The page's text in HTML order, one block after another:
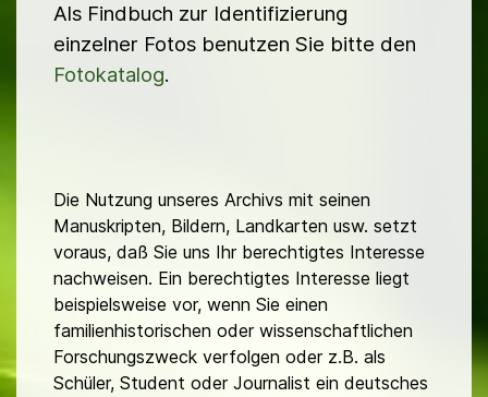
Als Findbuch zur Identifizierung
einzelner Fotos benutzen Sie bitte den
Fotokatalog.
Die Nutzung unseres Archivs mit seinen
Manuskripten, Bildern, Landkarten usw. setzt
voraus, daß Sie uns Ihr berechtigtes Interesse
nachweisen. Ein berechtigtes Interesse liegt
beispielsweise vor, wenn Sie einen
familienhistorischen oder wissenschaftlichen
Forschungszweck verfolgen oder z.B. als
Schüler, Student oder Journalist ein deutsches